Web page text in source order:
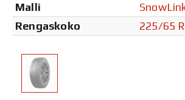
Malli
Rengaskoko
225/65